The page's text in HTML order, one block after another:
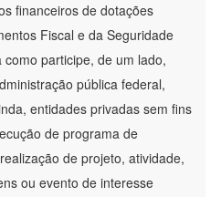
financeiros de dotações
Fiscal e da Seguridade
participe, de um lado,
pública federal,
entidades privadas sem fins
de programa de
de projeto, atividade,
ou evento de interesse